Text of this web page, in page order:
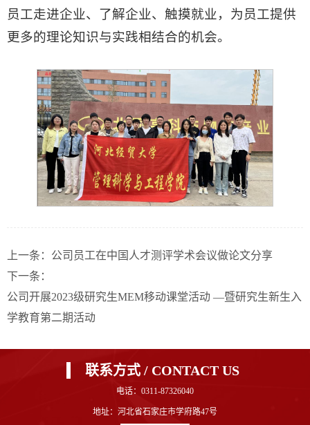
员工走进企业、了解企业、触摸就业，为员工提供
更多的理论知识与实践相结合的机会。
上一条： 公司员工在中国人才测评学术会议做论文分享
下一条：
公司开展2023级研究生MEM移动课堂活动 —暨研究生新生入
学教育第二期活动
联系方式 / CONTACT US
电话：0311-87326040
地址：河北省石家庄市学府路47号